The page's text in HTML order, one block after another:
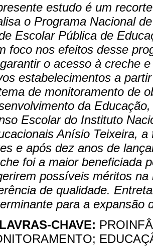
estudo é um
o Programa Nacional
Escolar Pública de
foco nos efeitos desse
o acesso à creche
estabelecimentos a
de monitoramento de
da
Escolar do Instituto
Anísio Teixeira,
e após dez anos de
foi a maior beneficiada
possíveis méritos
de qualidade.
para a expansão
CHAVE: